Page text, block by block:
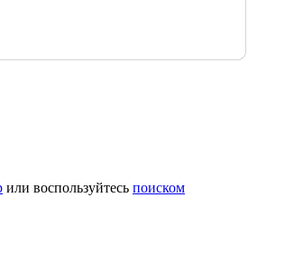
или воспользуйтесь поиском